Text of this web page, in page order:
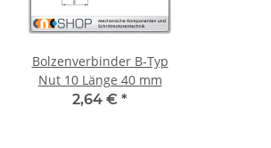
Bolzenverbinder B-Typ
Nut 10 Länge 40 mm
2,64 € *